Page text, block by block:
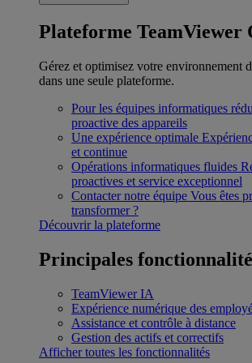
Plateforme TeamViewer
Gérez et optimisez votre environnement
dans une seule plateforme.
Pour les équipes informatiques
proactive des appareils
Une expérience optimale
et continue
Opérations informatiques fluides
proactives et service exceptionnel
Contacter notre équipe Vous êtes
transformer ?
Découvrir la plateforme
Principales
TeamViewer IA
Expérience numérique des
Assistance et contrôle à distance
Gestion des actifs et correctifs
Afficher toutes les fonctionnalités